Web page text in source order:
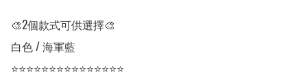
🎨2個款式可供選擇🎨
白色 / 海軍藍
⭐⭐⭐⭐⭐⭐⭐⭐⭐⭐⭐⭐⭐⭐⭐